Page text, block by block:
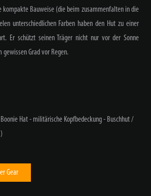
kompakte Bauweise (die beim zusammenfalten in die
unterschiedlichen Farben haben den Hut zu einer
Er schützt seinen Träger nicht nur vor der Sonne
gewissen Grad vor Regen.
Hat - militärische Kopfbedeckung - Buschhut /
Gear